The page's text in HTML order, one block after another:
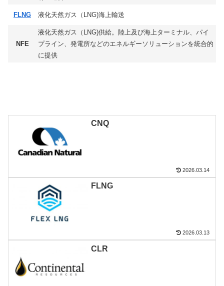
FLNG 液化天然ガス（LNG)海上輸送
NFE
液化天然ガス（LNG)供給。陸上及び海上ターミナル、パイ
プライン、発電所などのエネルギーソリューションを統合的
に提供
CNQ
2026.03.14
FLNG
2026.03.13
CLR